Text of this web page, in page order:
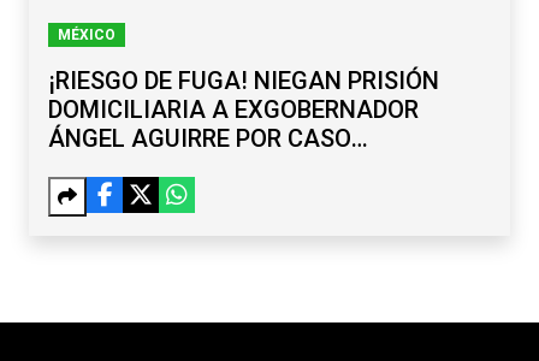
MÉXICO
¡RIESGO DE FUGA! NIEGAN PRISIÓN
DOMICILIARIA A EXGOBERNADOR
ÁNGEL AGUIRRE POR CASO